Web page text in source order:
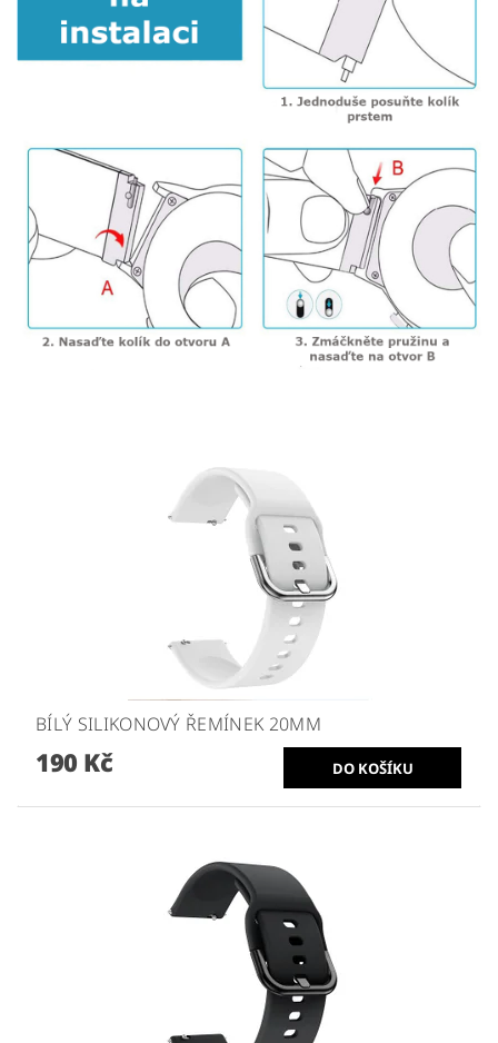
BÍLÝ SILIKONOVÝ ŘEMÍNEK 20MM
190 Kč